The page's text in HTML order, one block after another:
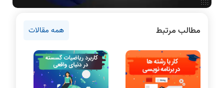
فیلم های استاد رضوی از همه نظر
کیفیت و نحوه تدریس و قدرت بیان
دروس مهندسی کامپیوتر
پایتون
سی شارپ
مطالب مرتبط همه مقالات